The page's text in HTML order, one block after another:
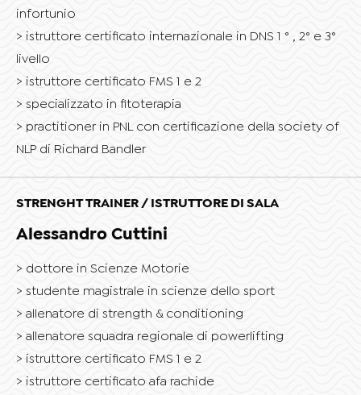
infortunio
istruttore certificato internazionale in DNS 1 ° , 2° e 3°
livello
istruttore certificato FMS 1 e 2
specializzato in fitoterapia
practitioner in PNL con certificazione della society of
NLP di Richard Bandler
STRENGHT TRAINER / ISTRUTTORE DI SALA
Alessandro Cuttini
dottore in Scienze Motorie
studente magistrale in scienze dello sport
allenatore di strength & conditioning
allenatore squadra regionale di powerlifting
istruttore certificato FMS 1 e 2
istruttore certificato afa rachide